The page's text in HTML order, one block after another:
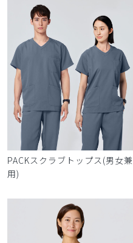
PACKスクラブトップス(男女兼
用)